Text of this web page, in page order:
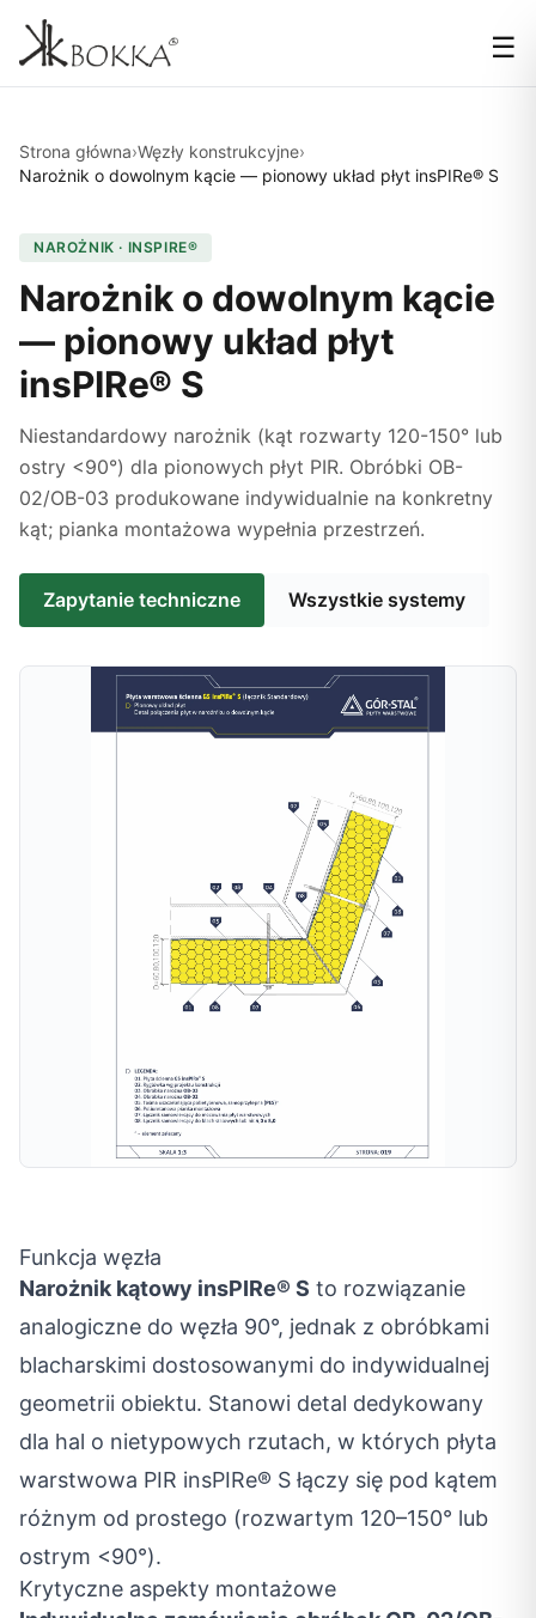
☰
Strona główna›Węzły konstrukcyjne›
Narożnik o dowolnym kącie — pionowy układ płyt insPIRe® S
NAROŻNIK · INSPIRE®
Narożnik o dowolnym kącie
— pionowy układ płyt
insPIRe® S
Niestandardowy narożnik (kąt rozwarty 120-150° lub
ostry <90°) dla pionowych płyt PIR. Obróbki OB-
02/OB-03 produkowane indywidualnie na konkretny
kąt; pianka montażowa wypełnia przestrzeń.
Zapytanie techniczne Wszystkie systemy
Funkcja węzła
Narożnik kątowy insPIRe® S to rozwiązanie
analogiczne do węzła 90°, jednak z obróbkami
blacharskimi dostosowanymi do indywidualnej
geometrii obiektu. Stanowi detal dedykowany
dla hal o nietypowych rzutach, w których płyta
warstwowa PIR insPIRe® S łączy się pod kątem
różnym od prostego (rozwartym 120–150° lub
ostrym <90°).
Krytyczne aspekty montażowe